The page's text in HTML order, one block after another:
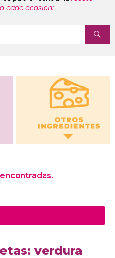
cada ocasión:
Otros Ingredientes
verdura